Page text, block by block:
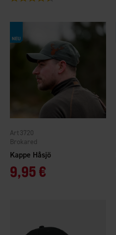
Kappe Håsjö
Brokared
3720
9,95 €